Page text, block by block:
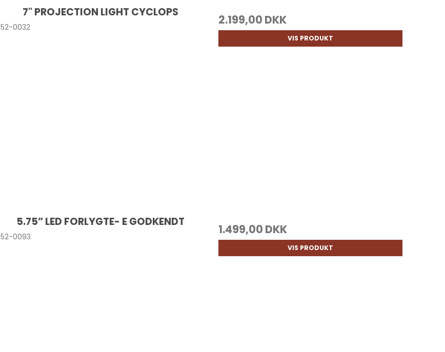
7" PROJECTION LIGHT CYCLOPS
52-0032 2.199,00 DKK
VIS PRODUKT
5.75” LED FORLYGTE- E GODKENDT
52-0093 1.499,00 DKK
VIS PRODUKT